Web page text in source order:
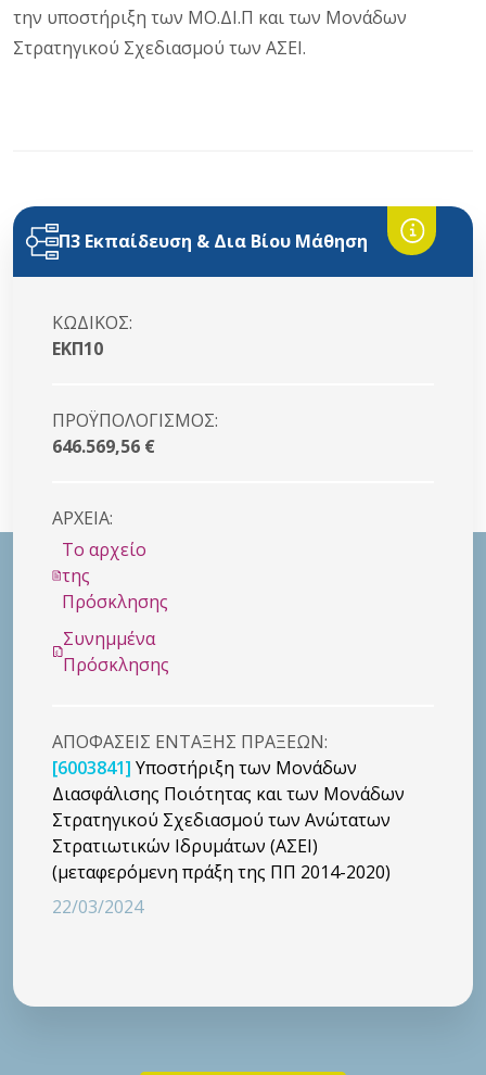
την υποστήριξη των ΜΟ.ΔΙ.Π και των Μονάδων
Στρατηγικού Σχεδιασμού των ΑΣΕΙ.
Π3 Εκπαίδευση & Δια Βίου Μάθηση
ΚΩΔΙΚΟΣ:
ΕΚΠ10
ΠΡΟΫΠΟΛΟΓΙΣΜΟΣ:
646.569,56 €
ΑΡΧΕΙΑ:
Το αρχείο
της
Πρόσκλησης
Συνημμένα
Πρόσκλησης
ΑΠΟΦΑΣΕΙΣ ΕΝΤΑΞΗΣ ΠΡΑΞΕΩΝ:
[6003841] Υποστήριξη των Μονάδων
Διασφάλισης Ποιότητας και των Μονάδων
Στρατηγικού Σχεδιασμού των Ανώτατων
Στρατιωτικών Ιδρυμάτων (ΑΣΕΙ)
(μεταφερόμενη πράξη της ΠΠ 2014-2020)
22/03/2024